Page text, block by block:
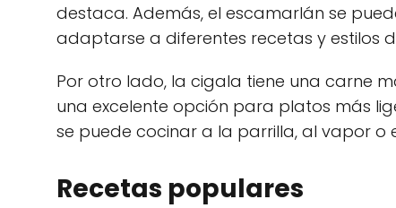
destaca. Además, el escamarlán se
adaptarse a diferentes recetas y estilos
Por otro lado, la cigala tiene una carne
una excelente opción para platos más
se puede cocinar a la parrilla, al vapor o
Recetas populares